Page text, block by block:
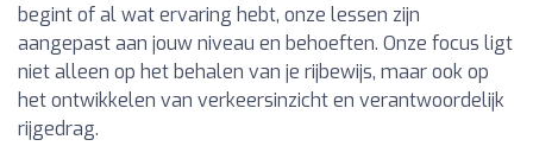
begint of al wat ervaring hebt, onze lessen zijn
aangepast aan jouw niveau en behoeften. Onze focus ligt
niet alleen op het behalen van je rijbewijs, maar ook op
het ontwikkelen van verkeersinzicht en verantwoordelijk
rijgedrag.